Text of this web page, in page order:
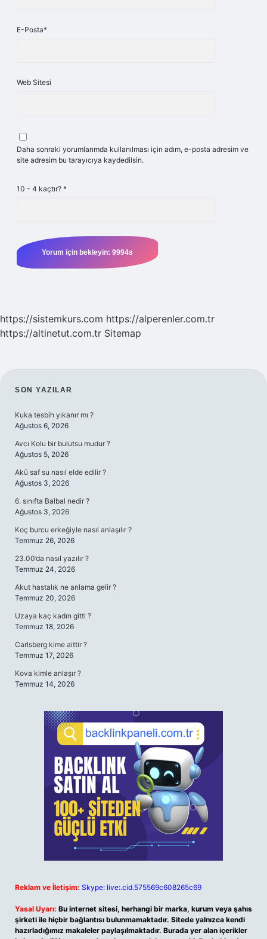
E-Posta*
Web Sitesi
Daha sonraki yorumlarımda kullanılması için adım, e-posta adresim ve
site adresim bu tarayıcıya kaydedilsin.
10 - 4 kaçtır? *
https://sistemkurs.com https://alperenler.com.tr
https://altinetut.com.tr Sitemap
SIDEBAR
SON YAZILAR
Kuka tesbih yıkanır mı ?
Ağustos 6, 2026
Avcı Kolu bir bulutsu mudur ?
Ağustos 5, 2026
Akü saf su nasıl elde edilir ?
Ağustos 3, 2026
6. sınıfta Balbal nedir ?
Ağustos 3, 2026
Koç burcu erkeğiyle nasıl anlaşılır ?
Temmuz 26, 2026
23.00’da nasıl yazılır ?
Temmuz 24, 2026
Akut hastalık ne anlama gelir ?
Temmuz 20, 2026
Uzaya kaç kadın gitti ?
Temmuz 18, 2026
Carlsberg kime aittir ?
Temmuz 17, 2026
Kova kimle anlaşır ?
Temmuz 14, 2026
Reklam ve İletişim: Skype: live:.cid.575569c608265c69
Yasal Uyarı: Bu internet sitesi, herhangi bir marka, kurum veya şahıs
şirketi ile hiçbir bağlantısı bulunmamaktadır. Sitede yalnızca kendi
hazırladığımız makaleler paylaşılmaktadır. Burada yer alan içerikler